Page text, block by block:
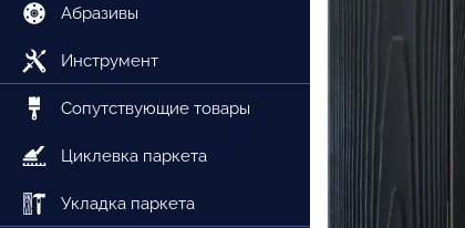
Абразивы
Инструмент
Сопутствующие товары
Циклевка паркета
Укладка паркета